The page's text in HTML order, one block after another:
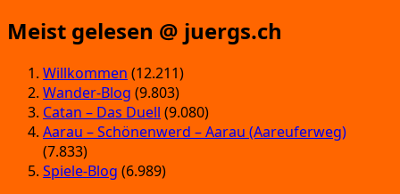
Meist gelesen @ juergs.ch
Willkommen (12.211)
Wander-Blog (9.803)
Catan – Das Duell (9.080)
Aarau – Schönenwerd – Aarau (Aareuferweg)
(7.833)
Spiele-Blog (6.989)